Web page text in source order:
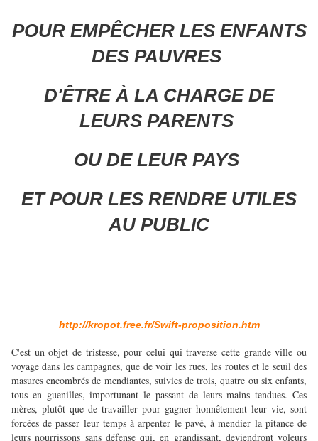
POUR EMPÊCHER LES ENFANTS
DES PAUVRES
D'ÊTRE À LA CHARGE DE
LEURS PARENTS
OU DE LEUR PAYS
ET POUR LES RENDRE UTILES
AU PUBLIC
http://kropot.free.fr/Swift-proposition.htm
C'est un objet de tristesse, pour celui qui traverse cette grande ville ou
voyage dans les campagnes, que de voir les rues, les routes et le seuil des
masures encombrés de mendiantes, suivies de trois, quatre ou six enfants,
tous en guenilles, importunant le passant de leurs mains tendues. Ces
mères, plutôt que de travailler pour gagner honnêtement leur vie, sont
forcées de passer leur temps à arpenter le pavé, à mendier la pitance de
leurs nourrissons sans défense qui, en grandissant, deviendront voleurs